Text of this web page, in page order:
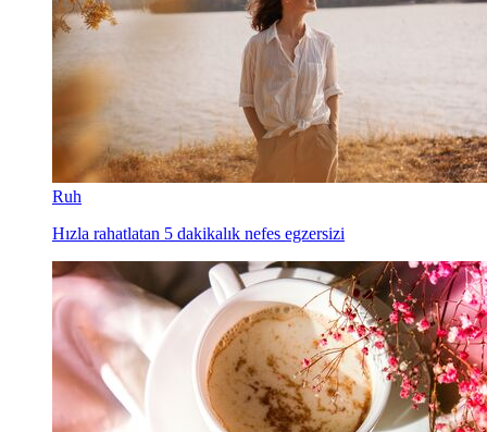
Ruh
Hızla rahatlatan 5 dakikalık nefes egzersizi